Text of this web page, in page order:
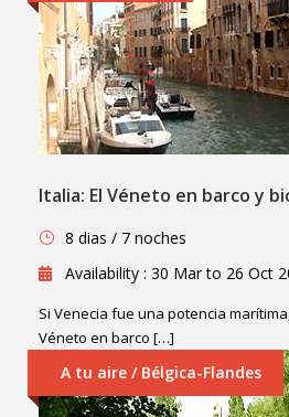
Italia: El Véneto en barco y
8 dias / 7 noches
Availability : 30 Mar to 26 Oct
Si Venecia fue una potencia
Véneto en barco […]
A tu aire / Bélgica-Flandes